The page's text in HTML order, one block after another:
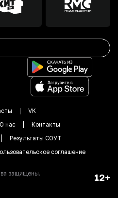
VK
О нас
Контакты
Результаты СОУТ
соглашение
защищены. 12+